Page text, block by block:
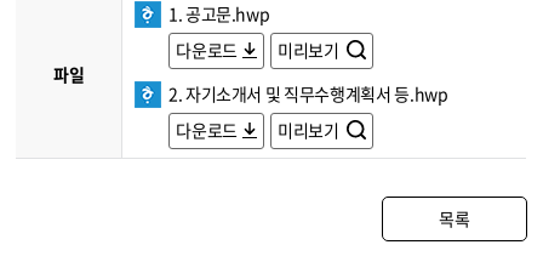
파일
1. 공고문.hwp
다운로드
미리보기
2. 자기소개서 및 직무수행계획서 등.hwp
다운로드
미리보기
목록